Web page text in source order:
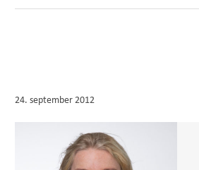
24. september 2012